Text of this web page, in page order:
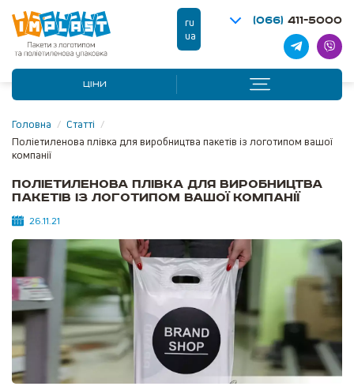
ru
ua
(066) 411-5000
ЦІНИ
Головна / Статті /
Поліетиленова плівка для виробництва пакетів із логотипом вашої
компанії
Поліетиленова плівка для виробництва
пакетів із логотипом вашої компанії
26.11.21